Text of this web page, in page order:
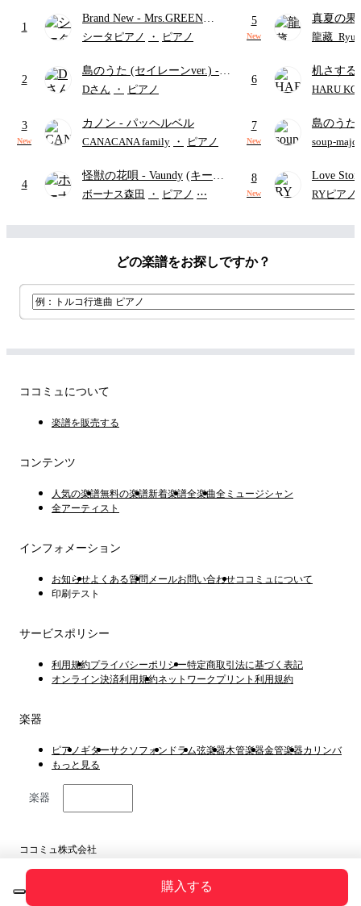
1
Brand New - Mrs.GREEN
APPLE
シータピアノ ・ ピアノ
2
島のうた (セイレーンver.) -
セイレーン(CV.鈴木みのり)
ード・ペダル付き/『映画ちい
かわ 人魚の島のひみつ』よ
Dさん ・ ピアノ
3
New
カノン - パッヘルベル
CANACANA family ・ ピアノ
4
怪獣の花唄 - Vaundy (キーボ
ードパート)
ボーナス森田 ・ ピアノ ⋯
5
New
真夏の
ターズ
龍藏
6
机さする
HARU
7
New
島のうた
映画ちい
soup-majo
8
New
Love
RYピアノ
どの楽譜をお探しですか？
購入する
ココミュについて
楽譜を販売する
コンテンツ
人気の楽譜無料の楽譜新着楽譜全楽曲全ミュージシャン
全アーティスト
インフォメーション
お知らせよくある質問 メールお問い合わせココミュについて
印刷テスト
サービスポリシー
利用規約プライバシーポリシー特定商取引法に基づく表記
オンライン決済利用規約ネットワークプリント利用規約
楽器
ピアノ ギターサクソフォン ドラム弦楽器木管楽器金管楽器カリンバ
もっと見る
楽器
ココミュ株式会社